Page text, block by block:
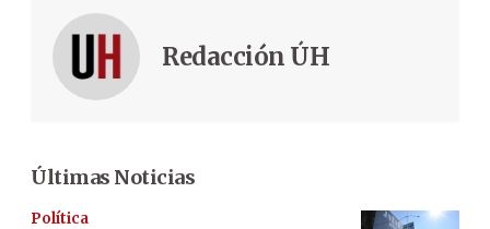
Redacción ÚH
Últimas Noticias
Política